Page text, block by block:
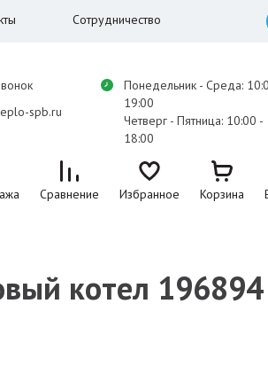
Сотрудничество
spb.ru
Понедельник - Среда:
19:00
Четверг - Пятница: 10:00 -
18:00
Сравнение Избранное Корзина
котел 196894